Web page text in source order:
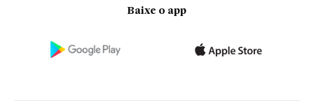
Baixe o app